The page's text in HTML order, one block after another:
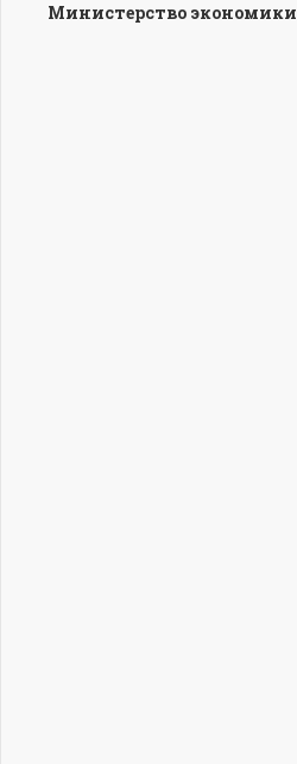
Министерство экономики